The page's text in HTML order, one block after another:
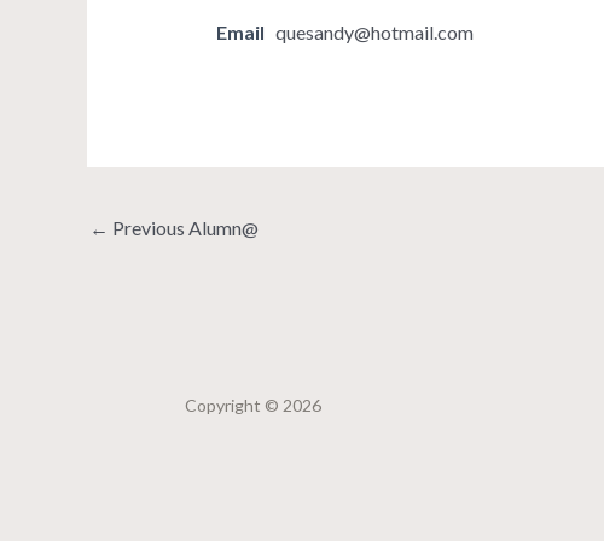
Email quesandy@hotmail.com
← Previous Alumn@
Copyright © 2026